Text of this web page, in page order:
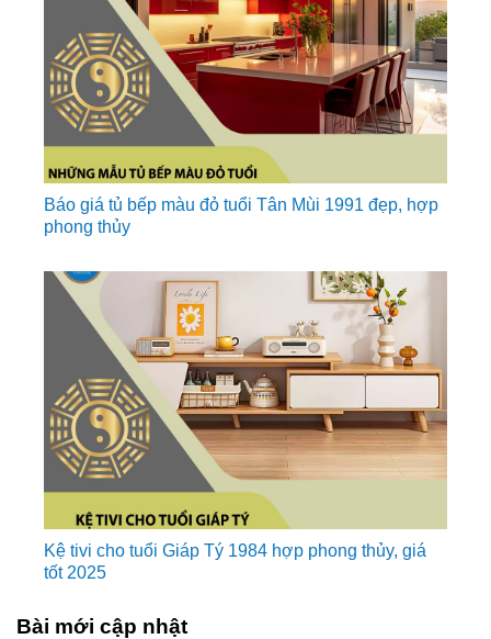
Báo giá tủ bếp màu đỏ tuổi Tân Mùi 1991 đẹp, hợp
phong thủy
Kệ tivi cho tuổi Giáp Tý 1984 hợp phong thủy, giá
tốt 2025
Bài mới cập nhật